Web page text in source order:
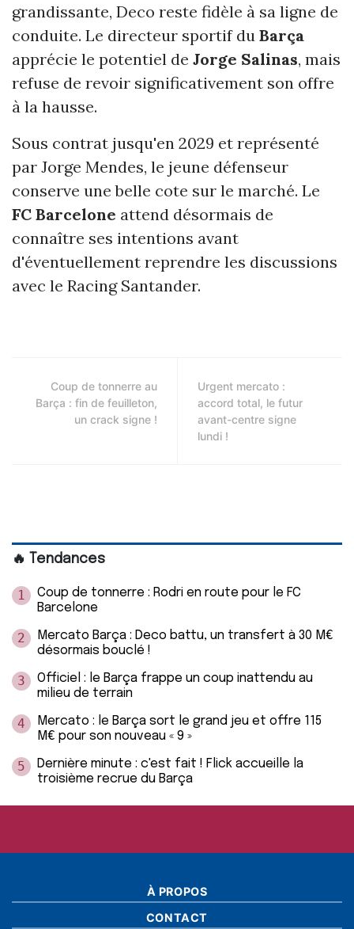
grandissante, Deco reste fidèle à sa ligne de
conduite. Le directeur sportif du Barça
apprécie le potentiel de Jorge Salinas, mais
refuse de revoir significativement son offre
à la hausse.
Sous contrat jusqu'en 2029 et représenté
par Jorge Mendes, le jeune défenseur
conserve une belle cote sur le marché. Le
FC Barcelone attend désormais de
connaître ses intentions avant
d'éventuellement reprendre les discussions
avec le Racing Santander.
Coup de tonnerre au
Barça : fin de feuilleton,
un crack signe !
Urgent mercato :
accord total, le futur
avant-centre signe
lundi !
🔥 Tendances
1
Coup de tonnerre : Rodri en route pour le FC
Barcelone
2
Mercato Barça : Deco battu, un transfert à 30 M€
désormais bouclé !
3
Officiel : le Barça frappe un coup inattendu au
milieu de terrain
4
Mercato : le Barça sort le grand jeu et offre 115
M€ pour son nouveau « 9 »
5
Dernière minute : c'est fait ! Flick accueille la
troisième recrue du Barça
À PROPOS
CONTACT